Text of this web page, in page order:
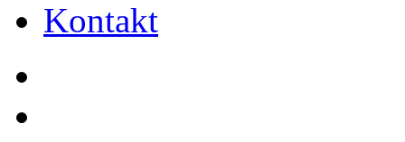
Kontakt